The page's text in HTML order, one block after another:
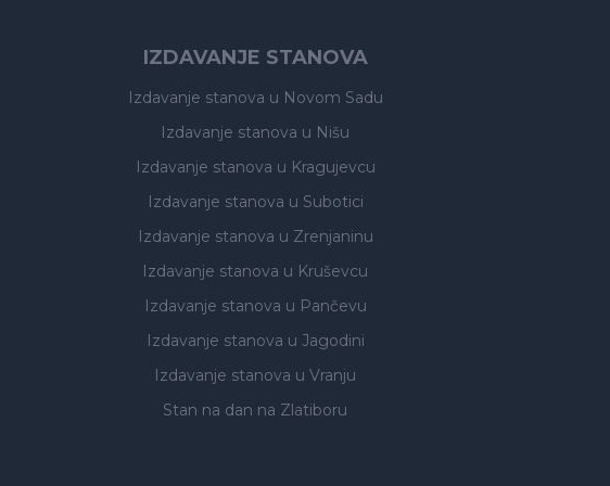
IZDAVANJE STANOVA
Izdavanje stanova u Novom Sadu
Izdavanje stanova u Nišu
Izdavanje stanova u Kragujevcu
Izdavanje stanova u Subotici
Izdavanje stanova u Zrenjaninu
Izdavanje stanova u Kruševcu
Izdavanje stanova u Pančevu
Izdavanje stanova u Jagodini
Izdavanje stanova u Vranju
Stan na dan na Zlatiboru